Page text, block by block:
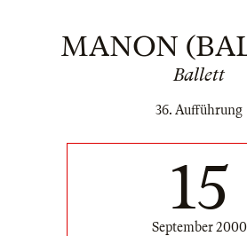
MANON
Ballett
36. Aufführung
15
September 2000